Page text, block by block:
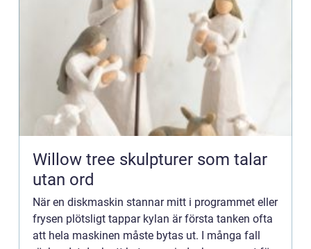
Willow tree skulpturer som talar
utan ord
När en diskmaskin stannar mitt i programmet eller
frysen plötsligt tappar kylan är första tanken ofta
att hela maskinen måste bytas ut. I många fall